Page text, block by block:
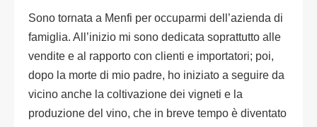
Sono tornata a Menfi per occuparmi dell’azienda di
famiglia. All’inizio mi sono dedicata soprattutto alle
vendite e al rapporto con clienti e importatori; poi,
dopo la morte di mio padre, ho iniziato a seguire da
vicino anche la coltivazione dei vigneti e la
produzione del vino, che in breve tempo è diventato